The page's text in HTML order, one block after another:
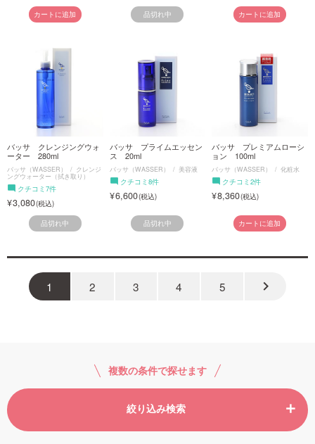
カートに追加 品切れ中 カートに追加
バッサ クレンジングウォ
ーター 280ml
バッサ（WASSER） クレンジ
ングウォーター（拭き取り）
クチコミ7件
3,080
品切れ中
バッサ プライムエッセン
ス 20ml
バッサ（WASSER） 美容液
クチコミ8件
6,600
品切れ中
バッサ プレミアムローシ
ョン 100ml
バッサ（WASSER） 化粧水
クチコミ2件
8,360
カートに追加
1 2 3 4 5 keyboard_arrow_right
複数の条件で探せます
絞り込み検索